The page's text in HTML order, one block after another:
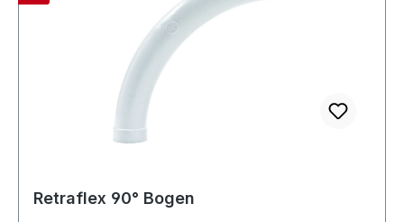
Retraflex 90° Bogen